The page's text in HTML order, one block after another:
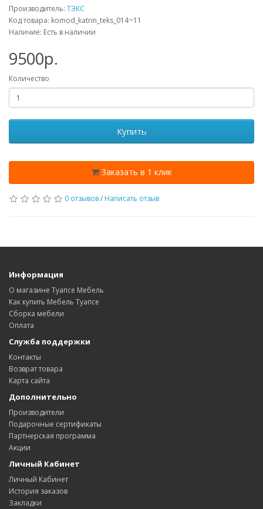
Производитель: ТЭКС
Код товара: komod_katrin_teks_014~11
Наличие: Есть в наличии
9500p.
Количество
Купить
Заказать в 1 клик
0 отзывов/ Написать отзыв
Информация
О магазине Туапсе Мебель
Как купить Мебель Туапсе
Сборка мебели
Оплата
Служба поддержки
Контакты
Возврат товара
Карта сайта
Дополнительно
Производители
Подарочные сертификаты
Партнерская программа
Акции
Личный Кабинет
Личный Кабинет
История заказов
Закладки